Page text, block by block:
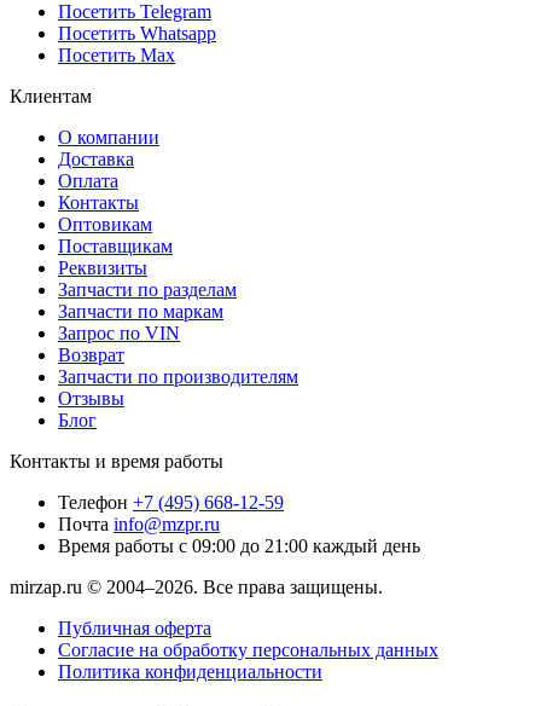
Посетить Telegram
Посетить Whatsapp
Посетить Max
Клиентам
О компании
Доставка
Оплата
Контакты
Оптовикам
Поставщикам
Реквизиты
Запчасти по разделам
Запчасти по маркам
Запрос по VIN
Возврат
Запчасти по производителям
Отзывы
Блог
Контакты и время работы
Телефон +7 (495) 668-12-59
Почта info@mzpr.ru
Время работы с 09:00 до 21:00 каждый день
mirzap.ru © 2004–2026. Все права защищены.
Публичная оферта
Согласие на обработку персональных данных
Политика конфиденциальности